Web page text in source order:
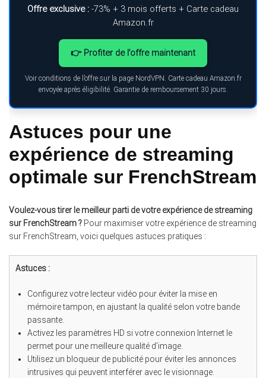
Offre exclusive : -73% + 3 mois offerts + Carte cadeau
Amazon.fr
👉 Profiter de l’offre maintenant
Voir conditions de l’offre sur la page NordVPN. Carte cadeau Amazon.fr
envoyée après éligibilité. Garantie de remboursement 30 jours.
Astuces pour une
expérience de streaming
optimale sur FrenchStream
Voulez-vous tirer le meilleur parti de votre expérience de streaming
sur FrenchStream ? Pour maximiser votre expérience de streaming
sur FrenchStream, voici quelques astuces pratiques :
Astuces :
Configurez votre lecteur vidéo pour éviter la mise en
mémoire tampon, en ajustant la qualité selon votre bande
passante.
Activez les paramètres HD si votre connexion Internet le
permet pour une meilleure qualité d’image.
Utilisez un bloqueur de publicité pour éviter les annonces
intrusives qui peuvent interférer avec le visionnage.